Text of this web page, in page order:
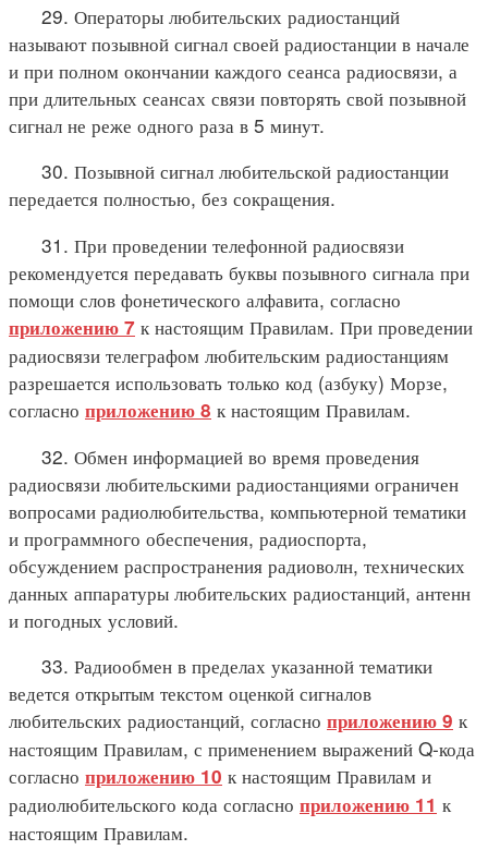
29. Операторы любительских радиостанций
называют позывной сигнал своей радиостанции в начале
и при полном окончании каждого сеанса радиосвязи, а
при длительных сеансах связи повторять свой позывной
сигнал не реже одного раза в 5 минут.
30. Позывной сигнал любительской радиостанции
передается полностью, без сокращения.
31. При проведении телефонной радиосвязи
рекомендуется передавать буквы позывного сигнала при
помощи слов фонетического алфавита, согласно
приложению 7 к настоящим Правилам. При проведении
радиосвязи телеграфом любительским радиостанциям
разрешается использовать только код (азбуку) Морзе,
согласно приложению 8 к настоящим Правилам.
32. Обмен информацией во время проведения
радиосвязи любительскими радиостанциями ограничен
вопросами радиолюбительства, компьютерной тематики
и программного обеспечения, радиоспорта,
обсуждением распространения радиоволн, технических
данных аппаратуры любительских радиостанций, антенн
и погодных условий.
33. Радиообмен в пределах указанной тематики
ведется открытым текстом оценкой сигналов
любительских радиостанций, согласно приложению 9 к
настоящим Правилам, с применением выражений Q-кода
согласно приложению 10 к настоящим Правилам и
радиолюбительского кода согласно приложению 11 к
настоящим Правилам.